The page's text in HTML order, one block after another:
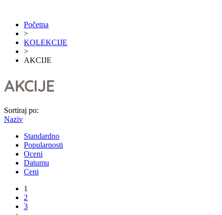
Početna
>
KOLEKCIJE
>
AKCIJE
AKCIJE
Sortiraj po:
Naziv
Standardno
Popularnosti
Oceni
Datumu
Ceni
1
2
3